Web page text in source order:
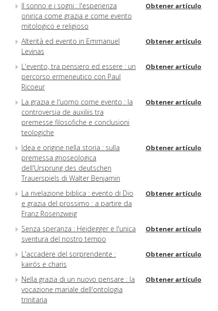
Il sonno e i sogni : l'esperienza
onirica come grazia e come evento
mitologico e religioso
Obtener artículo
Alterità ed evento in Emmanuel
Levinas
Obtener artículo
L'evento, tra pensiero ed essere : un
percorso ermeneutico con Paul
Ricoeur
Obtener artículo
La grazia e l'uomo come evento : la
controversia de auxiliis tra
premesse filosofiche e conclusioni
teologiche
Obtener artículo
Idea e origine nella storia : sulla
premessa gnoseologica
dell'Ursprung des deutschen
Trauerspiels di Walter Benjamin
Obtener artículo
La rivelazione biblica : evento di Dio
e grazia del prossimo : a partire da
Franz Rosenzweig
Obtener artículo
Senza speranza : Heidegger e l'unica
sventura del nostro tempo
Obtener artículo
L'accadere del sorprendente :
kairós e charis
Obtener artículo
Nella grazia di un nuovo pensare : la
vocazione mariale dell'ontologia
trinitaria
Obtener artículo